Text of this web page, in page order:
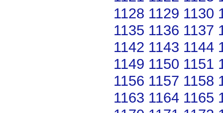
1128 1129 1130
1135 1136 1137
1142 1143 1144
1149 1150 1151
1156 1157 1158
1163 1164 1165